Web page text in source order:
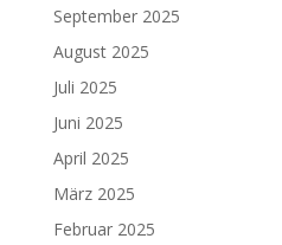
September 2025
August 2025
Juli 2025
Juni 2025
April 2025
März 2025
Februar 2025